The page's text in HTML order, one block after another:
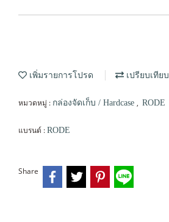
เพิ่มรายการโปรด เปรียบเทียบ
หมวดหมู่ : กล่องจัดเก็บ / Hardcase , RODE
แบรนด์ : RODE
Share